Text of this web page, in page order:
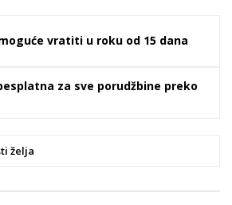
vratiti u roku od 15 dana
za sve porudžbine preko
želja